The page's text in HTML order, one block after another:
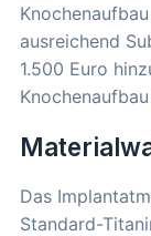
ausreichend
1.500 Euro
Das
Standard-